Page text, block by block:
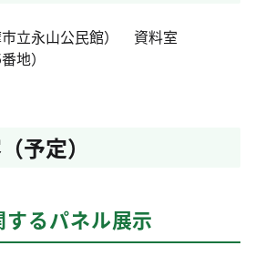
立永山公民館） 資料室
地）
予定）
るパネル展示